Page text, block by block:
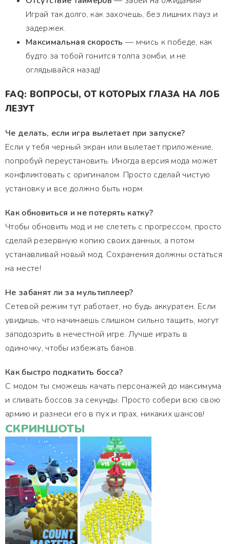
Играй так долго, как захочешь, без лишних пауз и
задержек.
Максимальная скорость — мчись к победе, как
будто за тобой гонится толпа зомби, и не
оглядывайся назад!
FAQ: ВОПРОСЫ, ОТ КОТОРЫХ ГЛАЗА НА ЛОБ
ЛЕЗУТ
Че делать, если игра вылетает при запуске?
Если у тебя черный экран или вылетает приложение,
попробуй переустановить. Иногда версия мода может
конфликтовать с оригиналом. Просто сделай чистую
установку и все должно быть норм.
Как обновиться и не потерять катку?
Чтобы обновить мод и не слететь с прогрессом, просто
сделай резервную копию своих данных, а потом
устанавливай новый мод. Сохранения должны остаться
на месте!
Не забанят ли за мультиплеер?
Сетевой режим тут работает, но будь аккуратен. Если
увидишь, что начинаешь слишком сильно тащить, могут
заподозрить в нечестной игре. Лучше играть в
одиночку, чтобы избежать банов.
Как быстро подкатить босса?
С модом ты сможешь качать персонажей до максимума
и сливать боссов за секунды. Просто собери всю свою
армию и разнеси его в пух и прах, никаких шансов!
СКРИНШОТЫ